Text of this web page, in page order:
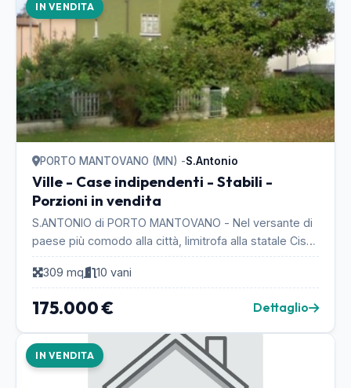
IN VENDITA
PORTO MANTOVANO (MN) -S.Antonio
Ville - Case indipendenti - Stabili -
Porzioni in vendita
S.ANTONIO di PORTO MANTOVANO - Nel versante di
paese più comodo alla città, limitrofa alla statale Cisa,
si trova questa particolare casa singola indi...
309 mq
10 vani
175.000 € Dettaglio
IN VENDITA